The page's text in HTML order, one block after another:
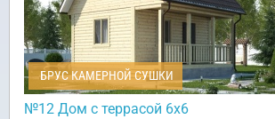
БРУС КАМЕРНОЙ СУШКИ
№12 Дом с террасой 6х6